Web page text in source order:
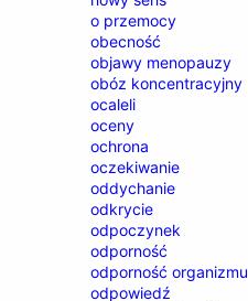
o przemocy
obecność
objawy menopauzy
obóz koncentracyjny
ocaleli
oceny
ochrona
oczekiwanie
oddychanie
odkrycie
odpoczynek
odporność
odporność organizmu
odpowiedź